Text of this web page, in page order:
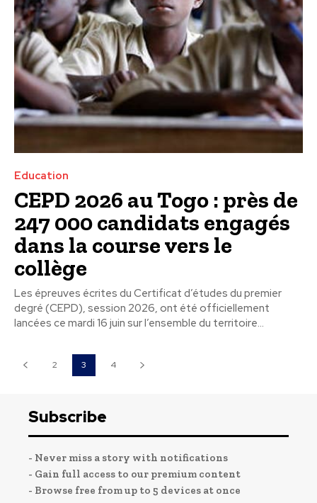
Education
CEPD 2026 au Togo : près de
247 000 candidats engagés
dans la course vers le
collège
Les épreuves écrites du Certificat d’études du premier
degré (CEPD), session 2026, ont été officiellement
lancées ce mardi 16 juin sur l’ensemble du territoire...
2 3 4
Subscribe
- Never miss a story with notifications
- Gain full access to our premium content
- Browse free from up to 5 devices at once